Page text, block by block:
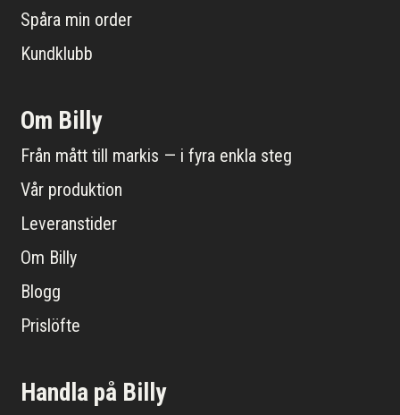
Spåra min order
Kundklubb
Om Billy
Från mått till markis — i fyra enkla steg
Vår produktion
Leveranstider
Om Billy
Blogg
Prislöfte
Handla på Billy